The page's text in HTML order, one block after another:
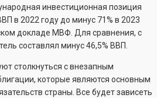
инвестиционная позиция
в 2022 году до минус 71% в 2023
докладе МВФ. Для сравнения, с
составлял минус 46,5% ВВП.
столкнуться с внезапным
которые являются основным
страны. Все будет зависеть